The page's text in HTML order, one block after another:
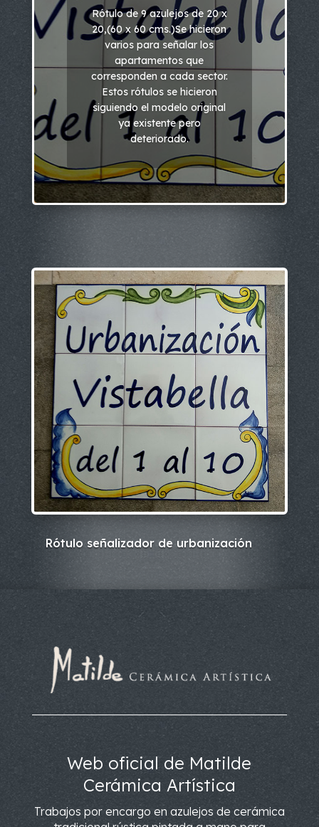
Rótulo de 9 azulejos de 20 x
20,(60 x 60 cms.)Se hicieron
varios para señalar los
apartamentos que
corresponden a cada sector.
Estos rótulos se hicieron
siguiendo el modelo original
ya existente pero
deteriorado.
Rótulo señalizador de urbanización
Web oficial de Matilde
Cerámica Artística
Trabajos por encargo en azulejos de cerámica